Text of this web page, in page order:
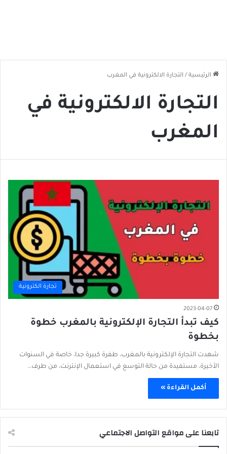
الرئيسية / التجارة الالكترونية في المغرب
التجارة الالكترونية في
المغرب
تجارة الكترونية
2023-04-07
كيف تبدأ التجارة الإلكترونية بالمغرب خطوة
بخطوة
شهدت التجارة الإلكترونية بالمغرب، طفرة كبيرة جدا، خاصة في السنوات
الأخيرة، مستفيدة من حالة التوسع في استعمال الإنترنت، من طرف…
أكمل القراءة »
تابعنا على مواقع التواصل الاجتماعي